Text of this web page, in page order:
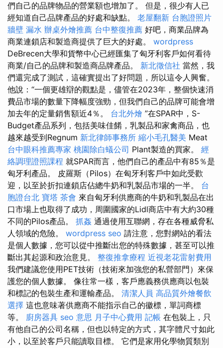
們自己的品牌物品的營業額也增加了。 但是，很少有人已
經知道自己品牌產品的好處和缺點。 老屋翻新 台胞證照片
牆壁 漏水 辦桌外燴推薦 台中整復推薦 好吧，商業品牌為
商業連鎖店和製造商提供了巨大的好處。 wordpress
DeBrecen大學和貨幣中心已經匯集了匈牙利客戶如何看待
商業/自己的品牌和製造商品牌產品。 新北徵信社 當然，我
們還完成了測試，這確實提出了好問題，所以這令人興奮。
他說：“一個更雄辯的觀點是，儘管在2023年，整個快速消
費品市場的數量下降幅度強勁，但我們自己的品牌可能會增
加去年的定量銷售額近4％。 台北外燴 ”在SPAR中，S-
Budget產品系列，包括美味佳餚，乳製品和家禽商品，也
越來越受到Regnum 新北律師事務所 縮小毛孔醫美 Meat
台中眼科推薦專家 桃園除白蟻公司 Plant製造的買家。 經
絡調理證照課程 就SPAR而言，他們自己的產品中有85％是
匈牙利產品。 皮羅斯（Pilos）在匈牙利客戶中如此受歡
迎，以至於折扣連鎖店佔總牛奶和乳製品市場的一半。 台
胞證台北 寶塔 茶會 來自匈牙利供應商的牛奶和乳製品在出
口市場上也取得了成功，周圍國家的Lidl商店中有大約30種
不同的Pilos產品。 抓姦 通過使用互聯網，存在各種威脅私
人領域的危險。 wordpress seo 請注意，您對網站的看法
是個人數據，您可以從中推斷出您的特殊數據，甚至可以推
斷出其起源和政治意見。 整復推拿療程 近視老花雷射費用
我們建議您使用PET技術（技術來加強您的私營部門）來保
護您的個人數據。 像往常一樣，客戶應義務供應商以包裝
和標記的包裝生產和運輸產品。 清潔人員 高品質外燴餐飲
選擇 這也意味著供應商不能指示自己的徽標，單詞商標
等。 廚房器具 seo 意思 月子中心費用 記帳 在包裝上，只
有他自己的公司名稱，但也以特定的方式，其字體尺寸如此
小，以至於客戶只能讀取目標。 它們是家用化學物質類別